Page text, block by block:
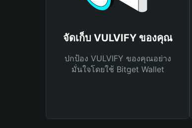
จัดเก็บ VULVIFY ของคุณ
ปกป้อง VULVIFY ของคุณอย่าง
มั่นใจโดยใช้ Bitget Wallet